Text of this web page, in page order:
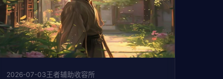
2026-07-03王者辅助收容所